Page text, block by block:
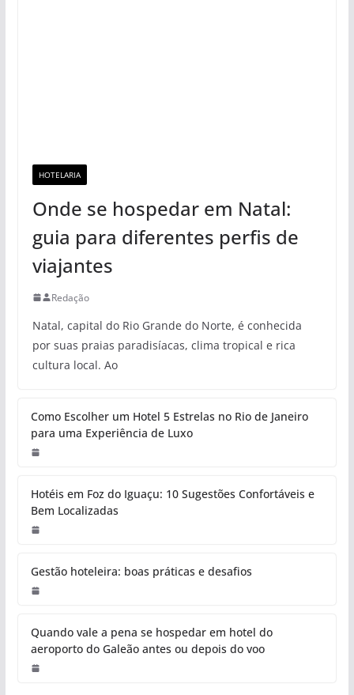
HOTELARIA
Onde se hospedar em Natal:
guia para diferentes perfis de
viajantes
Redação
Natal, capital do Rio Grande do Norte, é conhecida
por suas praias paradisíacas, clima tropical e rica
cultura local. Ao
Como Escolher um Hotel 5 Estrelas no Rio de Janeiro
para uma Experiência de Luxo
Hotéis em Foz do Iguaçu: 10 Sugestões Confortáveis e
Bem Localizadas
Gestão hoteleira: boas práticas e desafios
Quando vale a pena se hospedar em hotel do
aeroporto do Galeão antes ou depois do voo